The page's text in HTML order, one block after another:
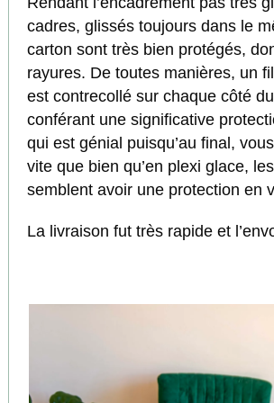
cadres, glissés toujours dans le
carton sont très bien protégés,
rayures. De toutes manières, un
est contrecollé sur chaque côté
conférant une significative
qui est génial puisqu’au final,
vite que bien qu’en plexi glace,
semblent avoir une protection en
La livraison fut très rapide et